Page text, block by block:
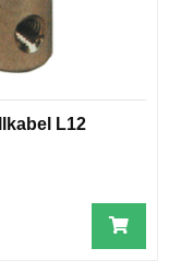
L12